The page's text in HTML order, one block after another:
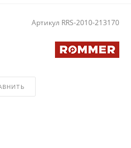
Артикул RRS-2010-213170